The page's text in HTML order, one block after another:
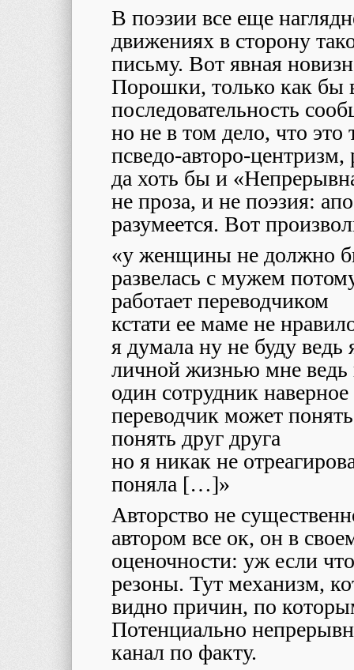
В поэзии все еще
движениях в сторону
письму. Вот явная
Порошки, только как бы
последовательность
но не в том дело, что
псведо-авторо-центризм,
да хоть бы и
не проза, и не поэзия:
разумеется. Вот
«у женщины не должно
развелась с мужем
работает переводчиком
кстати ее маме не
я думала ну не буду
личной жизнью мне ведь
один сотрудник
переводчик может
понять друг друга
но я никак не
поняла […]»
Авторство не
автором все ок, он в
оценочности: уж если
резоны. Тут механизм,
видно причин, по
Потенциально
канал по факту.